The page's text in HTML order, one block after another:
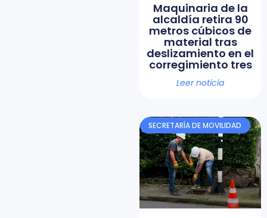
Maquinaria de la
alcaldía retira 90
metros cúbicos de
material tras
deslizamiento en el
corregimiento tres
Leer noticia
SECRETARÍA DE MOVILIDAD